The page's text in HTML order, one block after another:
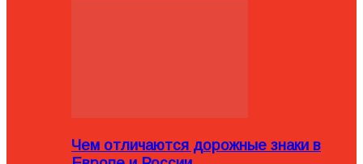
Чем отличаются дорожные знаки в